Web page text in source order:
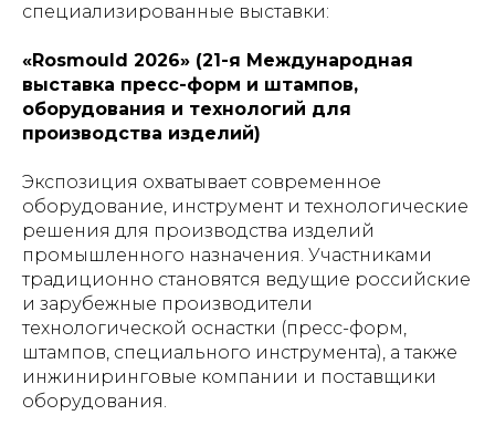
специализированные выставки:
«Rosmould 2026» (21-я Международная
выставка пресс-форм и штампов,
оборудования и технологий для
производства изделий)
Экспозиция охватывает современное
оборудование, инструмент и технологические
решения для производства изделий
промышленного назначения. Участниками
традиционно становятся ведущие российские
и зарубежные производители
технологической оснастки (пресс-форм,
штампов, специального инструмента), а также
инжиниринговые компании и поставщики
оборудования.